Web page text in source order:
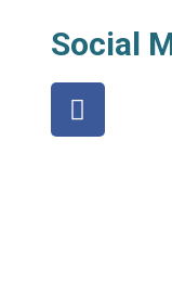
Social